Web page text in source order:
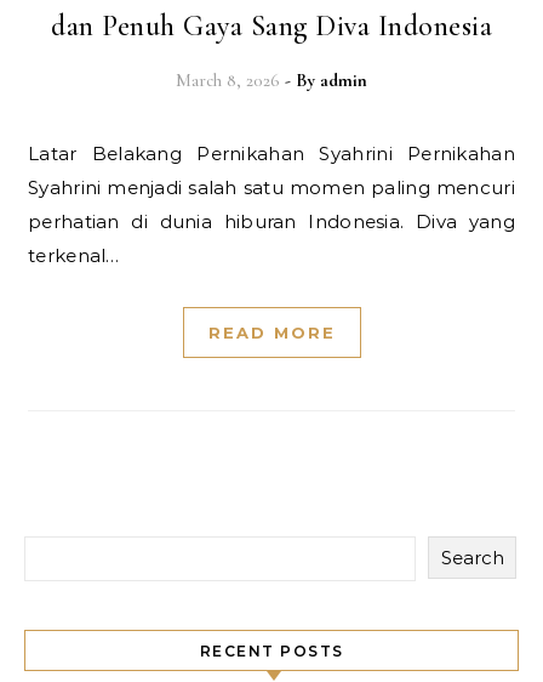
dan Penuh Gaya Sang Diva Indonesia
March 8, 2026 - By admin
Latar Belakang Pernikahan Syahrini Pernikahan
Syahrini menjadi salah satu momen paling mencuri
perhatian di dunia hiburan Indonesia. Diva yang
terkenal…
READ MORE
Search
RECENT POSTS